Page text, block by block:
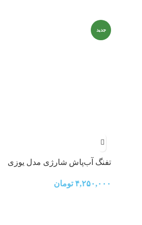
جدید
تفنگ آب‌پاش شارژی مدل یوزی
۴,۲۵۰,۰۰۰ تومان